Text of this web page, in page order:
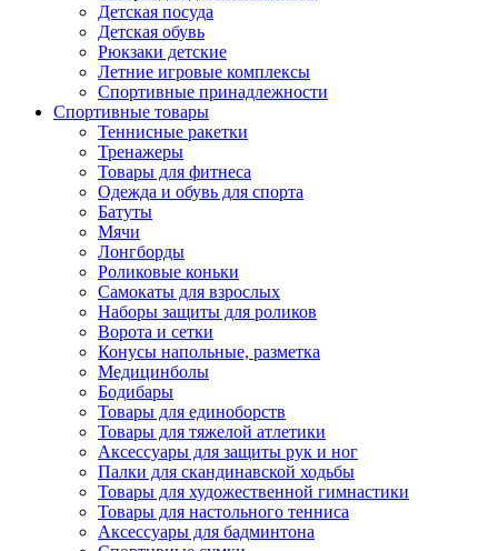
Детская посуда
Детская обувь
Рюкзаки детские
Летние игровые комплексы
Спортивные принадлежности
Спортивные товары
Теннисные ракетки
Тренажеры
Товары для фитнеса
Одежда и обувь для спорта
Батуты
Мячи
Лонгборды
Роликовые коньки
Самокаты для взрослых
Наборы защиты для роликов
Ворота и сетки
Конусы напольные, разметка
Медицинболы
Бодибары
Товары для единоборств
Товары для тяжелой атлетики
Аксессуары для защиты рук и ног
Палки для скандинавской ходьбы
Товары для художественной гимнастики
Товары для настольного тенниса
Аксессуары для бадминтона